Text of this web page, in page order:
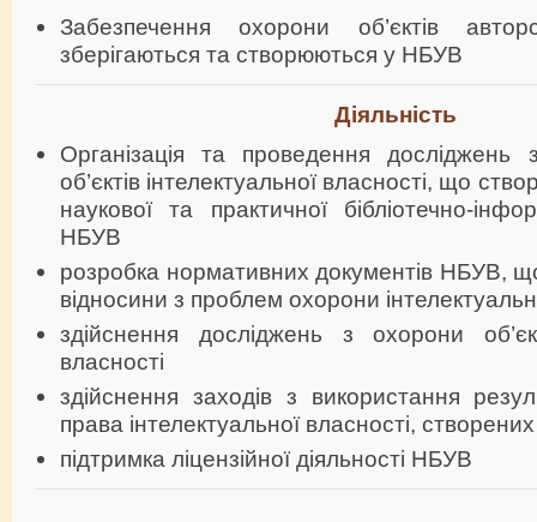
Забезпечення охорони об’єктів
зберігаються та створюються у НБУВ
Діяльність
Організація та проведення
об’єктів інтелектуальної власності, що
наукової та практичної бібліотечно-
НБУВ
розробка нормативних документів НБУВ,
відносини з проблем охорони
здійснення досліджень з охорони
власності
здійснення заходів з використання
права інтелектуальної власності,
підтримка ліцензійної діяльності НБУВ